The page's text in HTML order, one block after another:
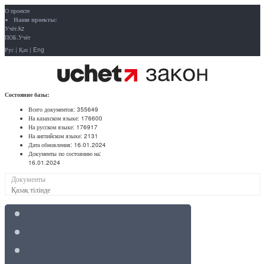
О проекте
Наши проекты:
Учёт.kz
ПОБ.Учёт
Рус | Қаз | Eng
Состояние базы:
Всего документов: 355649
На казахском языке: 176600
На русском языке: 176917
На английском языке: 2131
Дата обновления: 16.01.2024
Документы по состоянию на:
16.01.2024
Документы
Қазақ тілінде